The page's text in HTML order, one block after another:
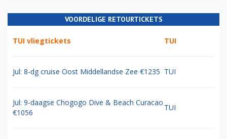
VOORDELIGE RETOURTICKETS
TUI vliegtickets TUI
Jul: 8-dg cruise Oost Middellandse Zee €1235 TUI
Jul: 9-daagse Chogogo Dive & Beach Curacao
€1056
TUI